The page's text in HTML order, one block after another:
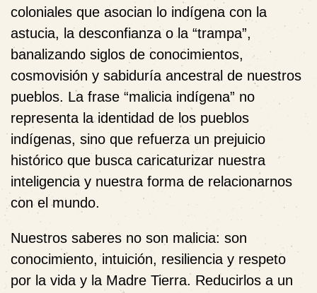
coloniales que asocian lo indígena con la
astucia, la desconfianza o la “trampa”,
banalizando siglos de conocimientos,
cosmovisión y sabiduría ancestral de nuestros
pueblos. La frase “malicia indígena” no
representa la identidad de los pueblos
indígenas, sino que refuerza un prejuicio
histórico que busca caricaturizar nuestra
inteligencia y nuestra forma de relacionarnos
con el mundo.
Nuestros saberes no son malicia: son
conocimiento, intuición, resiliencia y respeto
por la vida y la Madre Tierra. Reducirlos a un